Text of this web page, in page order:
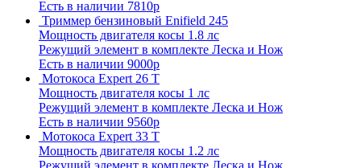
Есть в наличии 7810р
Триммер бензиновый Enifield 245
Мощность двигателя косы 1.8 лс
Режущий элемент в комплекте Леска и Нож
Есть в наличии 9000р
Мотокоса Expert 26 T
Мощность двигателя косы 1 лс
Режущий элемент в комплекте Леска и Нож
Есть в наличии 9560р
Мотокоса Expert 33 T
Мощность двигателя косы 1.2 лс